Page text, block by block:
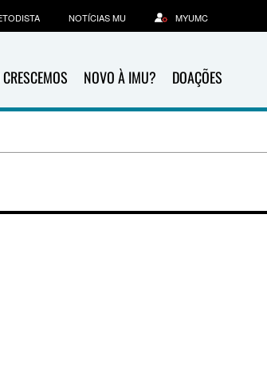
NOVO À IMU? DOAÇÕES
NOTÍCIAS MU MYUMC